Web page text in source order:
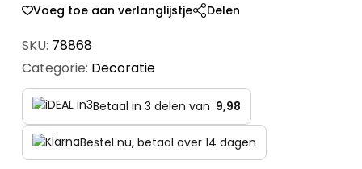
Voeg toe aan verlanglijstje Delen
SKU: 78868
Categorie: Decoratie
Betaal in 3 delen van 9,98
Bestel nu, betaal over 14 dagen